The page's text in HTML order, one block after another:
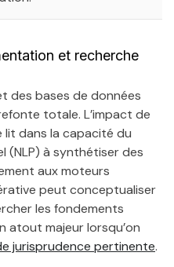
et recherche
des bases de données
totale. L’impact de
lit dans la capacité du
(NLP) à synthétiser des
aux moteurs
peut conceptualiser
les fondements
atout majeur lorsqu’on
jurisprudence pertinente.